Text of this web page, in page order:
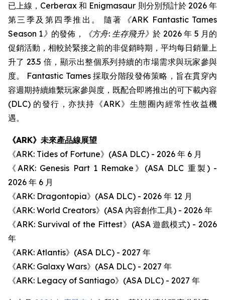
已上線，Cerberax 和 Enigmasaur 則分別預計於 2026 年
第三季及第四季推出。 隨著
《ARK Fantastic Tames
Season 1》 的發佈， 《方舟: 生存飛升》於 2026 年 5 月的
促銷活動，相較於緊接之前的非促銷時期，平均每日銷量上
升了 23.5 倍，顯示出整個系列持續的市場需求與玩家參與
度。 Fantastic Tames 採取分階段發佈策略，旨在貫穿內
容週期持續維繫玩家參與度，既配合即將推出的可下載內容
(DLC) 的發行，亦扶持《ARK》生態圈內經常性收益機
遇。
《ARK》未來產品線展望
《ARK: Tides of Fortune》(ASA DLC) - 2026 年 6 月
《ARK: Genesis Part 1 Remake》(ASA DLC 重製) -
2026 年 6 月
《ARK: Dragontopia》(ASA DLC) - 2026 年 12 月
《ARK: World Creators》(ASA 內容創作工具) - 2026 年
《ARK: Survival of the Fittest》(ASA 遊戲模式) - 2026
年
《ARK: Atlantis》(ASA DLC) - 2027 年
《ARK: Galaxy Wars》(ASA DLC) - 2027 年
《ARK: Legacy of Santiago》(ASA DLC) - 2027 年